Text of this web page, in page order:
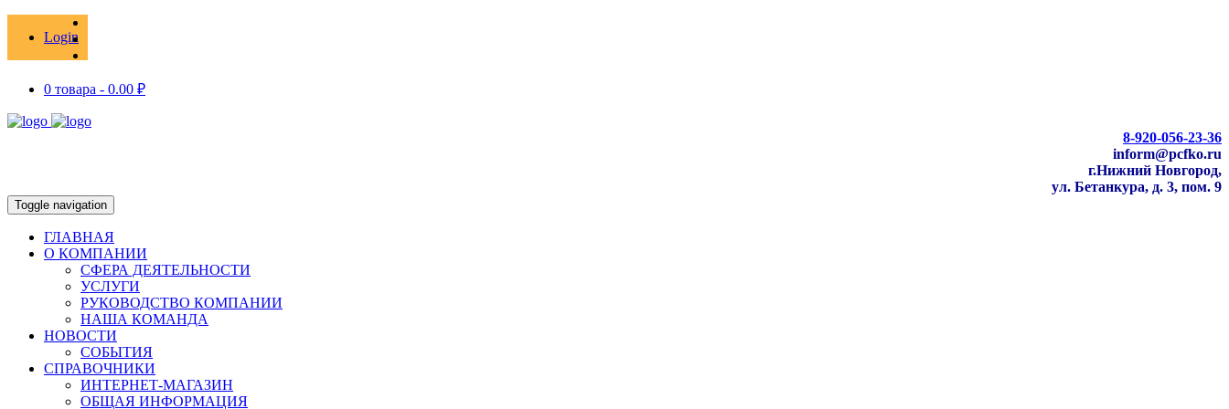
Login
0 товара - 0.00 ₽
8-920-056-23-36
inform@pcfko.ru
г.Нижний Новгород,
ул. Бетанкура, д. 3, пом. 9
Toggle navigation
ГЛАВНАЯ
О КОМПАНИИ
СФЕРА ДЕЯТЕЛЬНОСТИ
УСЛУГИ
РУКОВОДСТВО КОМПАНИИ
НАША КОМАНДА
НОВОСТИ
СОБЫТИЯ
СПРАВОЧНИКИ
ИНТЕРНЕТ-МАГАЗИН
ОБЩАЯ ИНФОРМАЦИЯ